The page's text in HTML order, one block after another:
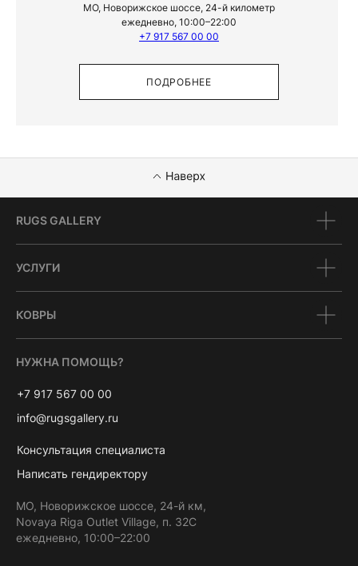
ПОДРОБНЕЕ
МО, Новорижское шоссе, 24-й километр
ежедневно, 10:00–22:00
+7 917 567 00 00
RUGS GALLERY
УСЛУГИ
КОВРЫ
НУЖНА ПОМОЩЬ?
+7 917 567 00 00
info@rugsgallery.ru
Консультация специалиста
Написать гендиректору
МО, Новорижское шоссе, 24-й км,
Novaya Riga Outlet Village, п. 32С
ежедневно, 10:00–22:00